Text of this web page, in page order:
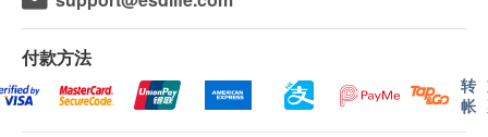
此外，百日咳混合疫苗是美国、加拿大、澳洲等国家
的入学健康必备条件，用以预防校园群聚感染，并阻
断在国外将病菌带给高风险婴幼儿的风险。
(2) 电话讲解报告：客户需於讲解报告前到本中心
领取验身报告，并预约本中心医生或註册护士透过
电话户讲解报告。如需他人代领取验身报告，代领
者需带同授权书及该客户之身分證副本到本中心领
付款方法
转
帐